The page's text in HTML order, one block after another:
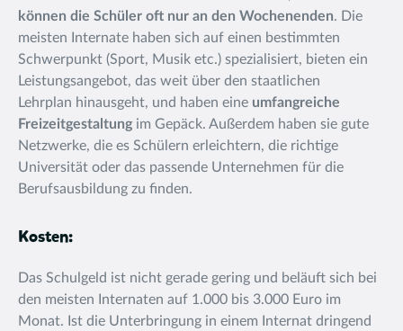
können die Schüler oft nur an den Wochenenden. Die
meisten Internate haben sich auf einen bestimmten
Schwerpunkt (Sport, Musik etc.) spezialisiert, bieten ein
Leistungsangebot, das weit über den staatlichen
Lehrplan hinausgeht, und haben eine umfangreiche
Freizeitgestaltung im Gepäck. Außerdem haben sie gute
Netzwerke, die es Schülern erleichtern, die richtige
Universität oder das passende Unternehmen für die
Berufsausbildung zu finden.
Kosten:
Das Schulgeld ist nicht gerade gering und beläuft sich bei
den meisten Internaten auf 1.000 bis 3.000 Euro im
Monat. Ist die Unterbringung in einem Internat dringend